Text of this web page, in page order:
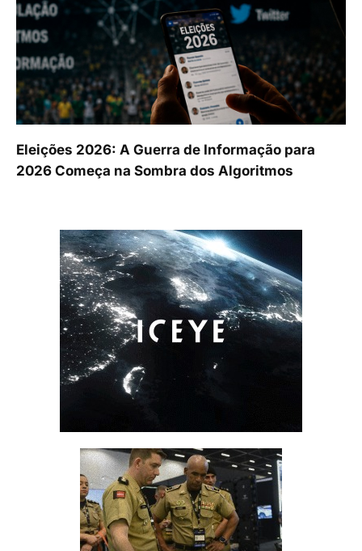
Eleições 2026: A Guerra de Informação para
2026 Começa na Sombra dos Algoritmos